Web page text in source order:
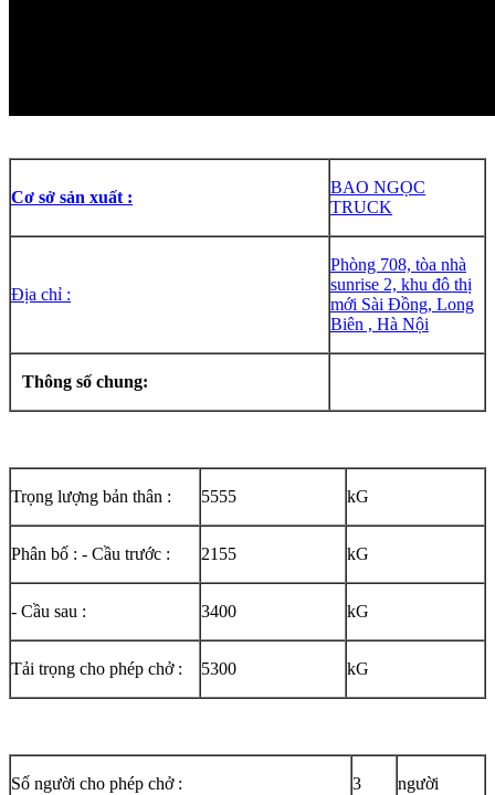
Cơ sở sản xuất :
BAO NGỌC
TRUCK
Địa chỉ :
Phòng 708, tòa nhà
sunrise 2, khu đô thị
mới Sài Đồng, Long
Biên , Hà Nội
Thông số chung:
Trọng lượng bản thân : 5555 kG
Phân bố : - Cầu trước : 2155 kG
- Cầu sau : 3400 kG
Tải trọng cho phép chở : 5300 kG
Số người cho phép chở : 3 người